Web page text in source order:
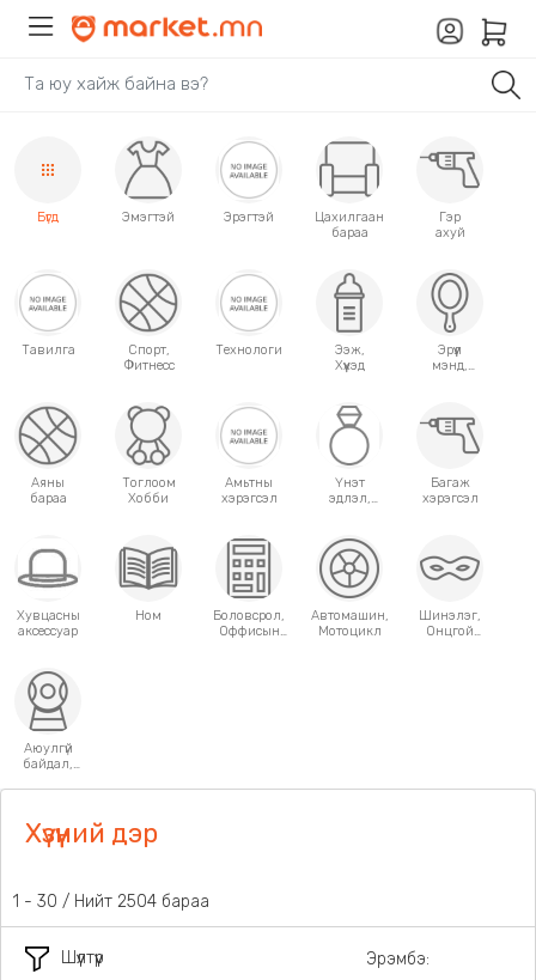
Бүгд Эмэгтэй Эрэгтэй
Цахилгаан
бараа
Гэр
ахуй
Тавилга
Спорт,
Фитнесс
Технологи
Ээж,
Хүүхэд
Эрүүл
мэнд,
Аяны
бараа
Тоглоом
Хобби
Амьтны
хэрэгсэл
Үнэт
эдлэл,
Багаж
хэрэгсэл
Хувцасны
аксессуар
Ном
Боловсрол,
Оффисын
Автомашин,
Мотоцикл
Шинэлэг,
Онцгой
Аюулгүй
байдал,
Хүзүүний дэр
Шүүлтүүр
1 - 30 / Нийт 2504 бараа
Эрэмбэ: